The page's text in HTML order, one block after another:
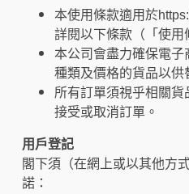
本使用條款適用於
詳閱以下條款（「使用
本公司會盡力確保電子
種類及價格的貨品以供
所有訂單須視乎相關
接受或取消訂單。
用戶登記
閣下須（在網上或以其他方
諾：